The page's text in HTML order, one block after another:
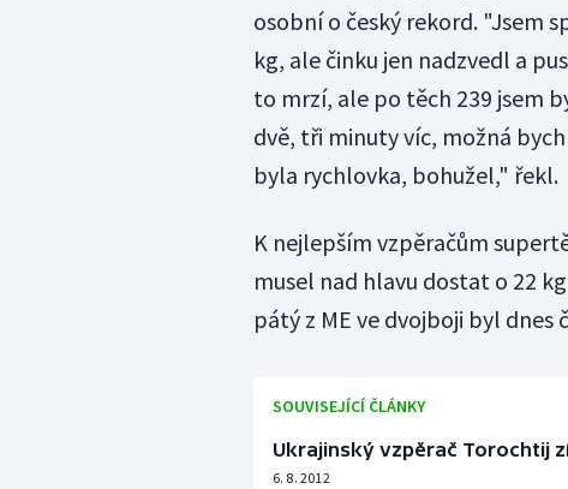
osobní o český rekord. "Jsem
kg, ale činku jen nadzvedl a
to mrzí, ale po těch 239 jsem
dvě, tři minuty víc, možná
byla rychlovka, bohužel," řekl.
K nejlepším vzpěračům
musel nad hlavu dostat o 22
pátý z ME ve dvojboji byl
SOUVISEJÍCÍ ČLÁNKY
Ukrajinský vzpěrač Torochtij
6. 8. 2012